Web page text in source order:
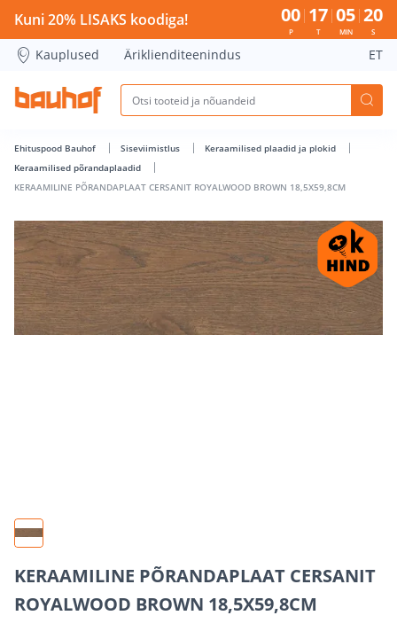
KERAAMILINE PÕRANDAPLAAT CERSANIT ROYALWOOD
Kuni 20% LISAKS koodiga! 00
P
17
T
05
MIN
19
S
Kauplused Äriklienditeenindus ET
Ehituspood Bauhof Siseviimistlus
Keraamilised plaadid ja plokid
Keraamilised põrandaplaadid
KERAAMILINE PÕRANDAPLAAT CERSANIT ROYALWOOD BROWN 18,5X59,8CM
KERAAMILINE PÕRANDAPLAAT CERSANIT
ROYALWOOD BROWN 18,5X59,8CM